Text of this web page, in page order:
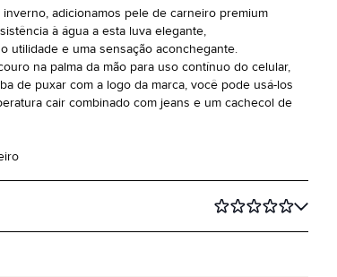
inverno, adicionamos pele de carneiro premium
à água a esta luva elegante,
utilidade e uma sensação aconchegante.
na palma da mão para uso contínuo do celular,
de puxar com a logo da marca, você pode usá-los
cair combinado com jeans e um cachecol de